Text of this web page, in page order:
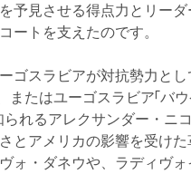
予見させる得点力とリー
ートを支えたのです。
ゴスラビアが対抗勢力とし
、またはユーゴスラビア「バ
られるアレクサンダー・ニ
とアメリカの影響を受けた
ォ・ダネウや、ラディヴ